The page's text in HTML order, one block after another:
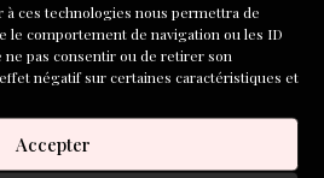
à ces technologies nous permettra de
le comportement de navigation ou les ID
pas consentir ou de retirer son
négatif sur certaines caractéristiques et
Accepter
forêt primaire », prix du
!
DE NOUVELLES